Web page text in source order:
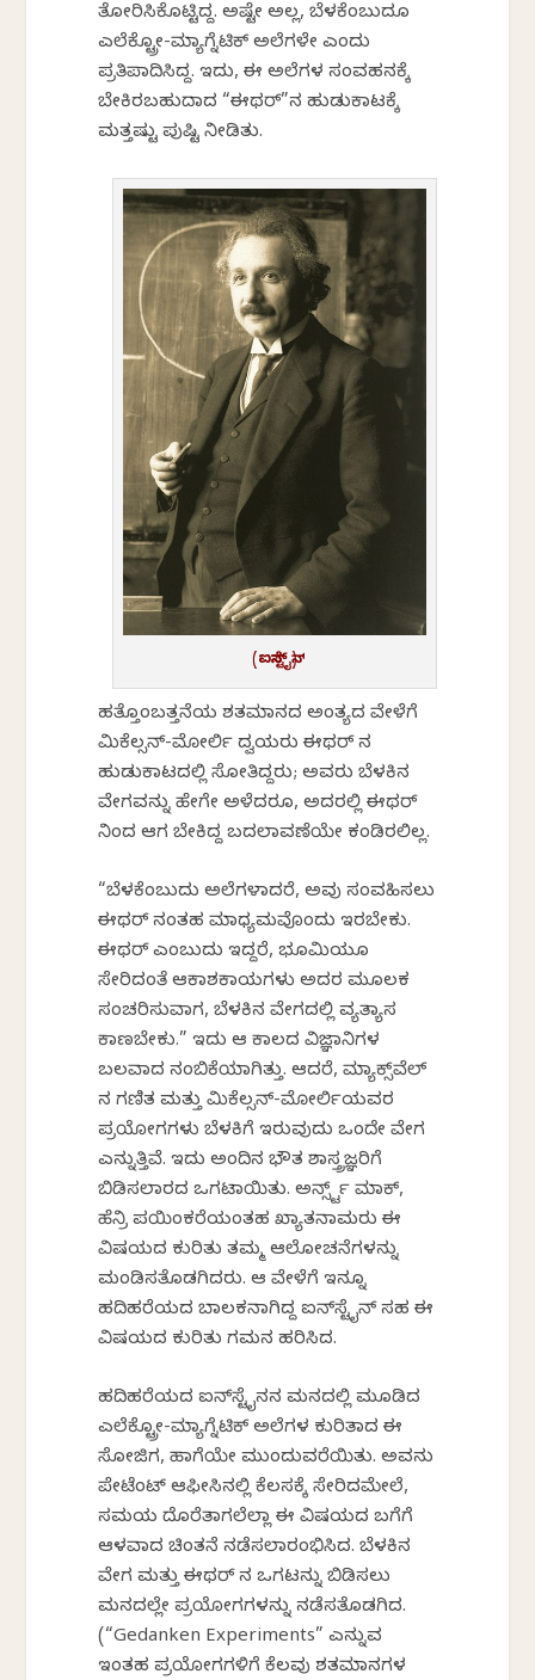
ತೋರಿಸಿಕೊಟ್ಟಿದ್ದ. ಅಷ್ಟೇ ಅಲ್ಲ, ಬೆಳಕೆಂಬುದೂ
ಎಲೆಕ್ಟ್ರೋ-ಮ್ಯಾಗ್ನೆಟಿಕ್ ಅಲೆಗಳೇ ಎಂದು
ಪ್ರತಿಪಾದಿಸಿದ್ದ. ಇದು, ಈ ಅಲೆಗಳ ಸಂವಹನಕ್ಕೆ
ಬೇಕಿರಬಹುದಾದ “ಈಥರ್”ನ ಹುಡುಕಾಟಕ್ಕೆ
ಮತ್ತಷ್ಟು ಪುಷ್ಟಿ ನೀಡಿತು.
(ಐನ್‌ಸ್ಟೈನ್)
ಹತ್ತೊಂಬತ್ತನೆಯ ಶತಮಾನದ ಅಂತ್ಯದ ವೇಳೆಗೆ
ಮಿಕೆಲ್ಸನ್-ಮೋರ್ಲಿ ದ್ವಯರು ಈಥರ್‌ ನ
ಹುಡುಕಾಟದಲ್ಲಿ ಸೋತಿದ್ದರು; ಅವರು ಬೆಳಕಿನ
ವೇಗವನ್ನು ಹೇಗೇ ಅಳೆದರೂ, ಅದರಲ್ಲಿ ಈಥರ್‌
ನಿಂದ ಆಗ ಬೇಕಿದ್ದ ಬದಲಾವಣೆಯೇ ಕಂಡಿರಲಿಲ್ಲ.
“ಬೆಳಕೆಂಬುದು ಅಲೆಗಳಾದರೆ, ಅವು ಸಂವಹಿಸಲು
ಈಥರ್‌ ನಂತಹ ಮಾಧ್ಯಮವೊಂದು ಇರಬೇಕು.
ಈಥರ್ ಎಂಬುದು ಇದ್ದರೆ, ಭೂಮಿಯೂ
ಸೇರಿದಂತೆ ಆಕಾಶಕಾಯಗಳು ಅದರ ಮೂಲಕ
ಸಂಚರಿಸುವಾಗ, ಬೆಳಕಿನ ವೇಗದಲ್ಲಿ ವ್ಯತ್ಯಾಸ
ಕಾಣಬೇಕು.” ಇದು ಆ ಕಾಲದ ವಿಜ್ಞಾನಿಗಳ
ಬಲವಾದ ನಂಬಿಕೆಯಾಗಿತ್ತು. ಆದರೆ, ಮ್ಯಾಕ್ಸ್‌ವೆಲ್‌
ನ ಗಣಿತ ಮತ್ತು ಮಿಕೆಲ್ಸನ್-ಮೋರ್ಲಿಯವರ
ಪ್ರಯೋಗಗಳು ಬೆಳಕಿಗೆ ಇರುವುದು ಒಂದೇ ವೇಗ
ಎನ್ನುತ್ತಿವೆ. ಇದು ಅಂದಿನ ಭೌತ ಶಾಸ್ತ್ರಜ್ಞರಿಗೆ
ಬಿಡಿಸಲಾರದ ಒಗಟಾಯಿತು. ಅರ್ನ್ಸ್ಟ್ ಮಾಕ್,
ಹೆನ್ರಿ ಪಯಿಂಕರೆಯಂತಹ ಖ್ಯಾತನಾಮರು ಈ
ವಿಷಯದ ಕುರಿತು ತಮ್ಮ ಆಲೋಚನೆಗಳನ್ನು
ಮಂಡಿಸತೊಡಗಿದರು. ಆ ವೇಳೆಗೆ ಇನ್ನೂ
ಹದಿಹರೆಯದ ಬಾಲಕನಾಗಿದ್ದ ಐನ್‌ಸ್ಟೈನ್ ಸಹ ಈ
ವಿಷಯದ ಕುರಿತು ಗಮನ ಹರಿಸಿದ.
ಹದಿಹರೆಯದ ಐನ್‌ಸ್ಟೈನನ ಮನದಲ್ಲಿ ಮೂಡಿದ
ಎಲೆಕ್ಟ್ರೋ-ಮ್ಯಾಗ್ನೆಟಿಕ್ ಅಲೆಗಳ ಕುರಿತಾದ ಈ
ಸೋಜಿಗ, ಹಾಗೆಯೇ ಮುಂದುವರೆಯಿತು. ಅವನು
ಪೇಟೆಂಟ್ ಆಫೀಸಿನಲ್ಲಿ ಕೆಲಸಕ್ಕೆ ಸೇರಿದಮೇಲೆ,
ಸಮಯ ದೊರೆತಾಗಲೆಲ್ಲಾ ಈ ವಿಷಯದ ಬಗೆಗೆ
ಆಳವಾದ ಚಿಂತನೆ ನಡೆಸಲಾರಂಭಿಸಿದ. ಬೆಳಕಿನ
ವೇಗ ಮತ್ತು ಈಥರ್‌ ನ ಒಗಟನ್ನು ಬಿಡಿಸಲು
ಮನದಲ್ಲೇ ಪ್ರಯೋಗಗಳನ್ನು ನಡೆಸತೊಡಗಿದ.
(“Gedanken Experiments” ಎನ್ನುವ
ಇಂತಹ ಪ್ರಯೋಗಗಳಿಗೆ ಕೆಲವು ಶತಮಾನಗಳ